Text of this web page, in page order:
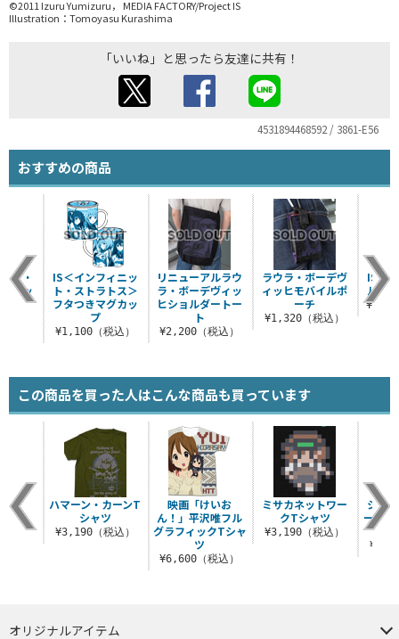
©2011 Izuru Yumizuru， MEDIA FACTORY/Project IS
Illustration：Tomoyasu Kurashima
「いいね」と思ったら友達に共有！
4531894468592 / 3861-E56
おすすめの商品
リニューアルラウ
ラ・ボーデヴィッ
ヒショルダートー
ト
¥2,200（税込）
ラウラ・ボーデヴ
ィッヒモバイルポ
ーチ
¥1,320（税込）
IS学
ルバ
ェ・
ワッ
IS＜インフィニッ
ト・ストラトス＞
フタつきマグカッ
プ
¥1,100（税込）
この商品を買った人はこんな商品も買っています
映画「けいお
ん！」平沢唯フル
グラフィックTシャ
ツ
¥6,600（税込）
ミサカネットワー
クTシャツ
¥3,190（税込）
シュ
ート
ハマーン・カーンT
シャツ
¥3,190（税込）
オリジナルアイテム